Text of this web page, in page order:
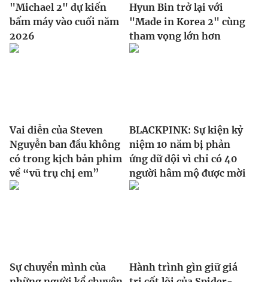
"Michael 2" dự kiến
bấm máy vào cuối năm
2026
Hyun Bin trở lại với
"Made in Korea 2" cùng
tham vọng lớn hơn
Vai diễn của Steven
Nguyễn ban đầu không
có trong kịch bản phim
về “vũ trụ chị em”
BLACKPINK: Sự kiện kỷ
niệm 10 năm bị phản
ứng dữ dội vì chỉ có 40
người hâm mộ được mời
Sự chuyển mình của
Hành trình gìn giữ giá